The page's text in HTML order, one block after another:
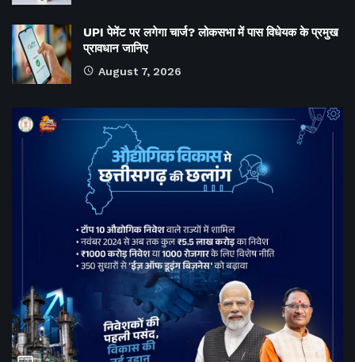
UPI पेमेंट पर लगेगा चार्ज? लोकसभा में पास विधेयक के प्रमुख
प्रावधान जानिए
August 7, 2026